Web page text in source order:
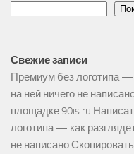
Свежие записи
Премиум без логотипа —
на ней ничего не
площадке 90is.ru
логотипа — как
не написано